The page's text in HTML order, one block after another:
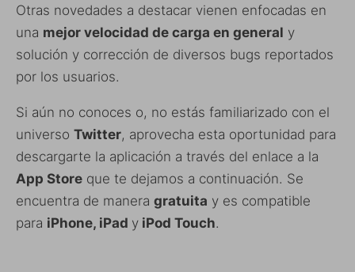
Otras novedades a destacar vienen enfocadas en
una mejor velocidad de carga en general y
solución y corrección de diversos bugs reportados
por los usuarios.
Si aún no conoces o, no estás familiarizado con el
universo Twitter, aprovecha esta oportunidad para
descargarte la aplicación a través del enlace a la
App Store que te dejamos a continuación. Se
encuentra de manera gratuita y es compatible
para iPhone, iPad y iPod Touch.